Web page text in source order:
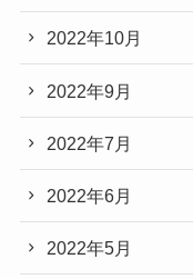
2022年10月
2022年9月
2022年7月
2022年6月
2022年5月